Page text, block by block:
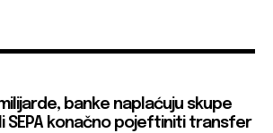
banke naplaćuju skupe
SEPA konačno pojeftiniti transfer